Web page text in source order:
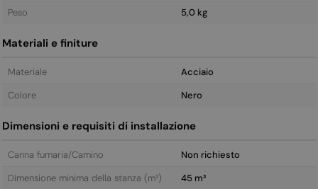
Peso
5,0 kg
Materiali e finiture
Materiale
Acciaio
Colore
Nero
Dimensioni e requisiti di installazione
Canna fumaria/Camino
Non richiesto
Dimensione minima della stanza (m³)
45 m³